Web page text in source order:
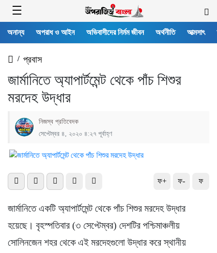
অনান্য অপরাধ ও আইন অভিবাসীদের নির্মম জীবন অর্থনীতি আত্মসাৎ
/ প্রবাস
জার্মানিতে অ্যাপার্টমেন্ট থেকে পাঁচ শিশুর
মরদেহ উদ্ধার
নিজস্ব প্রতিবেদক
সেপ্টেম্বর ৪, ২০২০ ৪:২৭ পূর্বাহ্ণ
ফ+ ফ- ফ
জার্মানিতে একটি অ্যাপার্টমেন্ট থেকে পাঁচ শিশুর মরদেহ উদ্ধার
হয়েছে। বৃহস্পতিবার (৩ সেপ্টেম্বর) দেশটির পশ্চিমাঞ্চলীয়
সোলিনজেন শহর থেকে এই মরদেহগুলো উদ্ধার করে স্থানীয়